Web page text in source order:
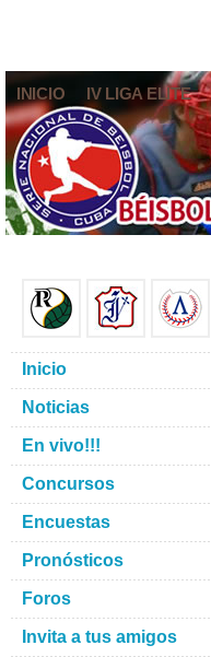
INICIO IV LIGA ELITE
Inicio
Noticias
En vivo!!!
Concursos
Encuestas
Pronósticos
Foros
Invita a tus amigos